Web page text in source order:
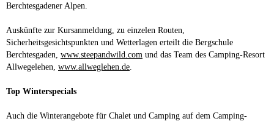
Berchtesgadener Alpen.
Auskünfte zur Kursanmeldung, zu einzelen Routen,
Sicherheitsgesichtspunkten und Wetterlagen erteilt die Bergschule
Berchtesgaden, www.steepandwild.com und das Team des Camping-Resort
Allwegelehen, www.allweglehen.de
Top Winterspecials
Auch die Winterangebote für Chalet und Camping auf dem Camping-